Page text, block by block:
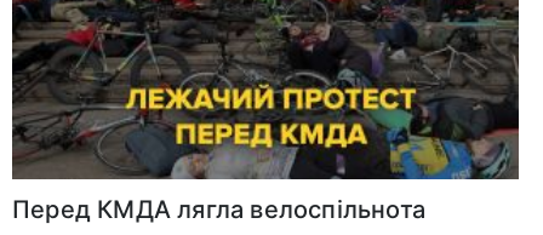
Перед КМДА лягла велоспільнота